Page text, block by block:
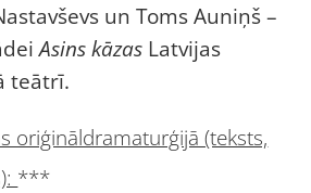
un Toms Auniņš –
Asins kāzas Latvijas
teātrī.
oriģināldramaturģijā (teksts,
***